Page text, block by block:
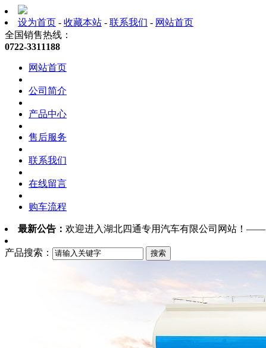
设为首页 - 收藏本站 - 联系我们 - 网站首页
全国销售热线：
0722-3311188
网站首页
公司简介
产品中心
售后服务
联系我们
在线留言
购车流程
最新公告： 欢迎进入湖北四通专用汽车有限公司网站！——
产品搜索：